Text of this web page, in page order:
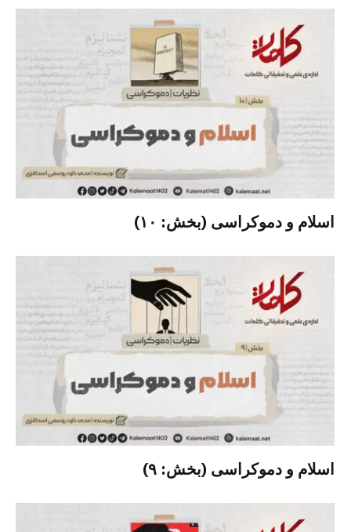
اسلام و دموکراسی (بخش: ۱۰)
اسلام و دموکراسی (بخش: ۹)